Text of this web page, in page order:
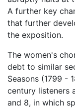
A further key
that further
the exposition.
The women's
debt to similar
Seasons (1799 -
century listeners
and 8, in which